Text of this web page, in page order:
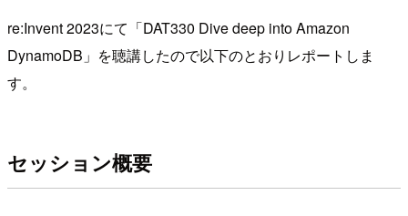
re:Invent 2023にて「DAT330 Dive deep into Amazon
DynamoDB」を聴講したので以下のとおりレポートしま
す。
セッション概要